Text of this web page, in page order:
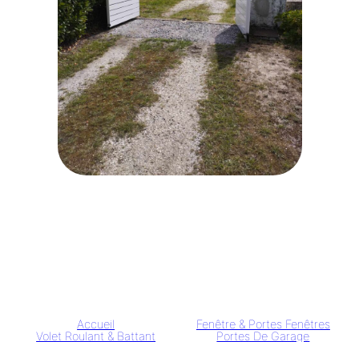
Accueil
Fenêtre & Portes Fenêtres
Volet Roulant & Battant
Portes De Garage